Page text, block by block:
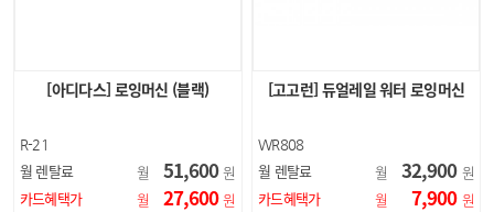
[아디다스] 로잉머신 (블랙)
R-21
월 렌탈료 월 51,600 원
카드혜택가
월 27,600 원
[고고런] 듀얼레일 워터 로잉머신
WR808
월 렌탈료 월 32,900 원
카드혜택가
월 7,900 원